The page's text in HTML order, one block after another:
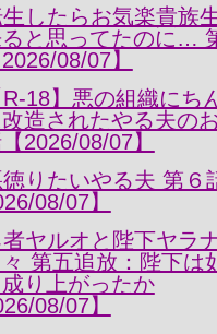
したらお気楽貴族
と思ってたのに…
08/07】
R-18】悪の組織にち
改造されたやる夫の
2026/08/07】
徳りたいやる夫 第６
08/07】
者ヤルオと陛下ヤラ
第五追放：陛下は
成り上がったか
08/07】